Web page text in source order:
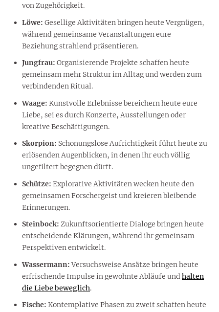
von Zugehörigkeit.
Löwe: Gesellige Aktivitäten bringen heute Vergnügen,
während gemeinsame Veranstaltungen eure
Beziehung strahlend präsentieren.
Jungfrau: Organisierende Projekte schaffen heute
gemeinsam mehr Struktur im Alltag und werden zum
verbindenden Ritual.
Waage: Kunstvolle Erlebnisse bereichern heute eure
Liebe, sei es durch Konzerte, Ausstellungen oder
kreative Beschäftigungen.
Skorpion: Schonungslose Aufrichtigkeit führt heute zu
erlösenden Augenblicken, in denen ihr euch völlig
ungefiltert begegnen dürft.
Schütze: Explorative Aktivitäten wecken heute den
gemeinsamen Forschergeist und kreieren bleibende
Erinnerungen.
Steinbock: Zukunftsorientierte Dialoge bringen heute
entscheidende Klärungen, während ihr gemeinsam
Perspektiven entwickelt.
Wassermann:Versuchsweise Ansätze bringen heute
erfrischende Impulse in gewohnte Abläufe und halten
die Liebe beweglich.
Fische: Kontemplative Phasen zu zweit schaffen heute